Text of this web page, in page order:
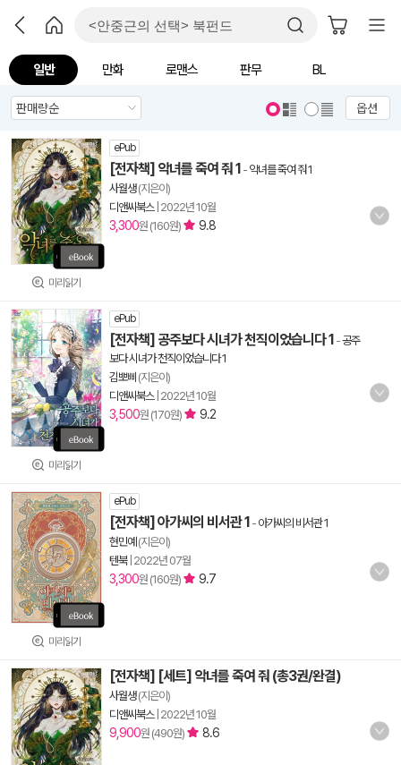
일반 만화 로맨스 판무 BL
옵션
미리읽기
ePub
[전자책] 악녀를 죽여 줘 1 - 악녀를 죽여 줘 1
사월생(지은이)
디앤씨북스| 2022년 10월
3,300원 (160원) 9.8
미리읽기
ePub
[전자책] 공주보다 시녀가 천직이었습니다 1 -공주
보다 시녀가 천직이었습니다 1
김뽀삐 (지은이)
디앤씨북스| 2022년 10월
3,500원 (170원) 9.2
미리읽기
ePub
[전자책] 아가씨의 비서관 1 - 아가씨의 비서관 1
현민예 (지은이)
텐북| 2022년 07월
3,300원 (160원) 9.7
[전자책] [세트] 악녀를 죽여 줘 (총3권/완결)
사월생(지은이)
디앤씨북스| 2022년 10월
9,900원 (490원) 8.6